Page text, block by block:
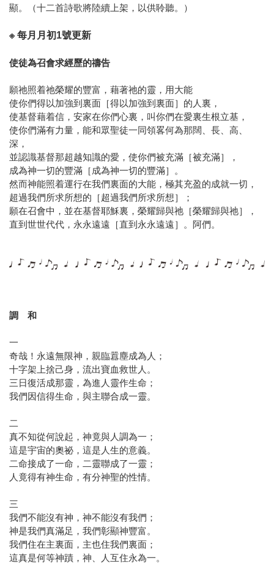
顯。（十二首詩歌將陸續上架，以供聆聽。）
※ 每月月初1號更新
使徒為召會求經歷的禱告
願祂照着祂榮耀的豐富，藉著祂的靈，用大能
使你們得以加強到裏面［得以加強到裏面］的人裏，
使基督藉着信，安家在你們心裏，叫你們在愛裏生根立基，
使你們滿有力量，能和眾聖徒一同領畧何為那闊、長、高、
深，
並認識基督那超越知識的愛，使你們被充滿［被充滿］，
成為神一切的豐滿［成為神一切的豐滿］。
然而神能照着運行在我們裏面的大能，極其充盈的成就一切，
超過我們所求所想的［超過我們所求所想］；
願在召會中，並在基督耶穌裏，榮耀歸與祂［榮耀歸與祂］，
直到世世代代，永永遠遠［直到永永遠遠］。阿們。
調 和
一
奇哉！永遠無限神，親臨囂塵成為人；
十字架上捨己身，流出寶血救世人。
三日復活成那靈，為進人靈作生命；
我們因信得生命，與主聯合成一靈。
二
真不知從何說起，神竟與人調為一；
這是宇宙的奧祕，這是人生的意義。
二命接成了一命，二靈聯成了一靈；
人竟得有神生命，有分神聖的性情。
三
我們不能沒有神，神不能沒有我們；
神是我們真滿足，我們彰顯神豐富。
我們住在主裏面，主也住我們裏面；
這真是何等神蹟，神、人互住永為一。